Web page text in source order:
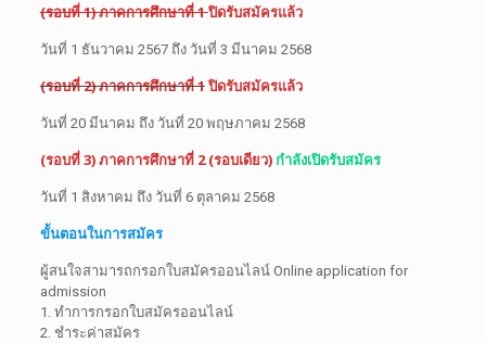
(รอบที่ 1)ภาคการศึกษาที่ 1ปิดรับสมัครแล้ว
วันที่ 1 ธันวาคม 2567 ถึง วันที่ 3 มีนาคม 2568
(รอบที่ 2)ภาคการศึกษาที่ 1ปิดรับสมัครแล้ว
วันที่ 20 มีนาคม ถึง วันที่ 20 พฤษภาคม 2568
(รอบที่ 3)ภาคการศึกษาที่ 2(รอบเดียว)กำลังเปิดรับสมัคร
วันที่ 1 สิงหาคม ถึง วันที่ 6 ตุลาคม 2568
ขั้นตอนในการสมัคร
ผู้สนใจสามารถกรอกใบสมัครออนไลน์ Online application for
admission
1. ทำการกรอกใบสมัครออนไลน์
2. ชำระค่าสมัคร